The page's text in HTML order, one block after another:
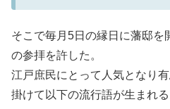
そこで毎月5日の縁日に藩邸を
の参拝を許した。
江戸庶民にとって人気となり
掛けて以下の流行語が生まれる